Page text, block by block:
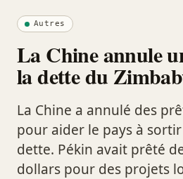
Autres
La Chine annule
la dette du
La Chine a annulé des
pour aider le pays à
dette. Pékin avait prêté
dollars pour des projets